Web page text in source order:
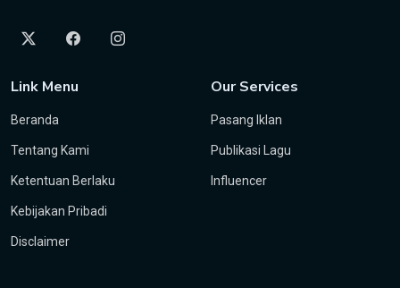
Link Menu
Beranda
Tentang Kami
Ketentuan Berlaku
Kebijakan Pribadi
Disclaimer
Our Services
Pasang Iklan
Publikasi Lagu
Influencer